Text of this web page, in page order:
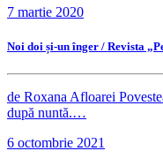
7 martie 2020
Noi doi și-un înger / Revista
de Roxana Afloarei
după nuntă.…
6 octombrie 2021